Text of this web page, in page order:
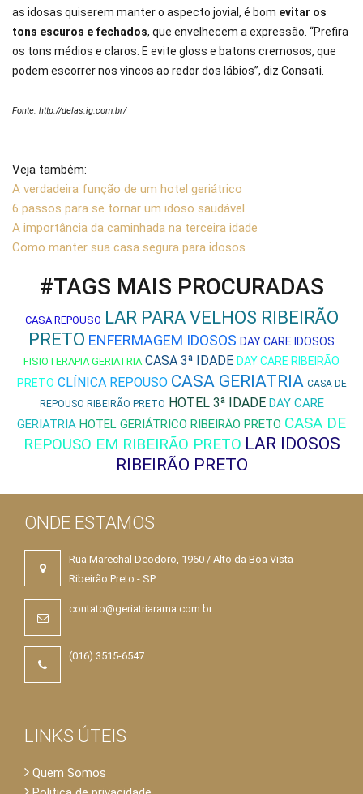
as idosas quiserem manter o aspecto jovial, é bom evitar os
tons escuros e fechados, que envelhecem a expressão. “Prefira
os tons médios e claros. E evite gloss e batons cremosos, que
podem escorrer nos vincos ao redor dos lábios”, diz Consati.
Fonte: http://delas.ig.com.br/
Veja também:
A verdadeira função de um hotel geriátrico
6 passos para se tornar um idoso saudável
A importância da caminhada na terceira idade
Como manter sua casa segura para idosos
#TAGS MAIS PROCURADAS
CASA REPOUSO LAR PARA VELHOS RIBEIRÃO
PRETO ENFERMAGEM IDOSOS DAY CARE IDOSOS
FISIOTERAPIA GERIATRIA CASA 3ª IDADE DAY CARE RIBEIRÃO
PRETO CLÍNICA REPOUSO CASA GERIATRIA CASA DE
REPOUSO RIBEIRÃO PRETO HOTEL 3ª IDADE DAY CARE
GERIATRIA HOTEL GERIÁTRICO RIBEIRÃO PRETO CASA DE
REPOUSO EM RIBEIRÃO PRETO LAR IDOSOS
RIBEIRÃO PRETO
ONDE ESTAMOS
Rua Marechal Deodoro, 1960 / Alto da Boa Vista
Ribeirão Preto - SP
contato@geriatriarama.com.br
(016) 3515-6547
LINKS ÚTEIS
Quem Somos